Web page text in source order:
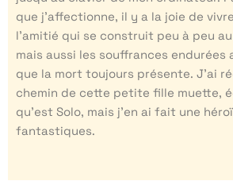
que j’affectionne, il y a la joie de
l’amitié qui se construit peu à peu
mais aussi les souffrances endurées
que la mort toujours présente. J’ai
chemin de cette petite fille muette,
qu’est Solo, mais j’en ai fait une
fantastiques.